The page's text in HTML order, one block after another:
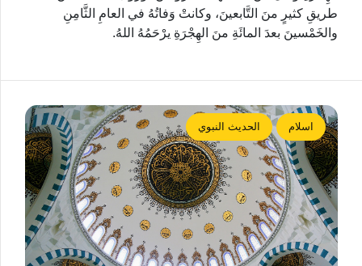
طريقِ كثيرٍ منَ التَّابعينَ، وكانتْ وَفاتُهُ في العامِ الثَّامِنِ
والخَمْسينَ بعدَ المائَةِ منَ الهِجْرَةِ يرْحَمُهُ اللهُ.
اسلام الحديث النبوي